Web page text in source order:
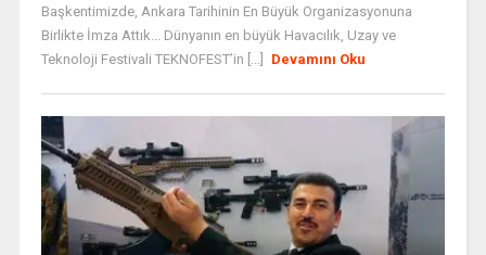
Başkentimizde, Ankara Tarihinin En Büyük Organizasyonuna
Birlikte İmza Attık... Dünyanın en büyük Havacılık, Uzay ve
Teknoloji Festivali TEKNOFEST’in [...]
Devamını Oku